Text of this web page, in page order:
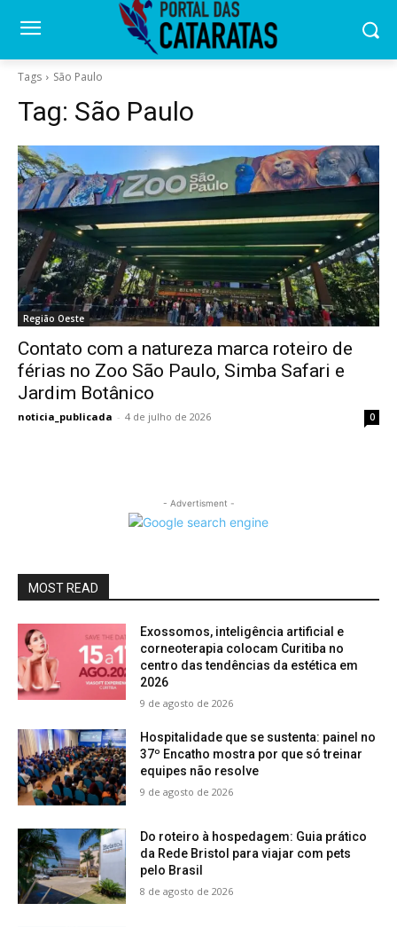
Tags São Paulo
Tag: São Paulo
Região Oeste
Contato com a natureza marca roteiro de
férias no Zoo São Paulo, Simba Safari e
Jardim Botânico
noticia_publicada - 4 de julho de 2026 0
- Advertisment -
MOST READ
Exossomos, inteligência artificial e
corneoterapia colocam Curitiba no
centro das tendências da estética em
2026
9 de agosto de 2026
Hospitalidade que se sustenta: painel no
37º Encatho mostra por que só treinar
equipes não resolve
9 de agosto de 2026
Do roteiro à hospedagem: Guia prático
da Rede Bristol para viajar com pets
pelo Brasil
8 de agosto de 2026